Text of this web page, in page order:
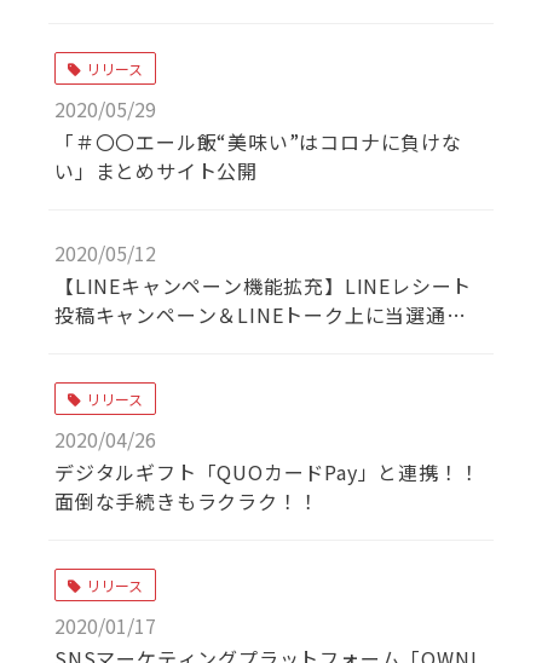
「＃〇〇エール飯“美味い”はコロナに負けな
い」まとめサイト公開
2020/05/29
リリース
【LINEキャンペーン機能拡充】LINEレシート
投稿キャンペーン＆LINEトーク上に当選通知の
2020/05/12
デジタルギフト「QUOカードPay」と連携！！
面倒な手続きもラクラク！！
2020/04/26
リリース
2020/01/17
リリース